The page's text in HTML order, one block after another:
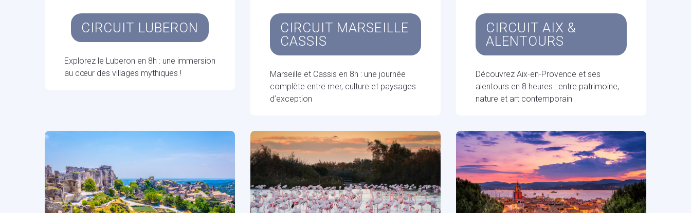
CIRCUIT LUBERON
Explorez le Luberon en 8h : une immersion
au cœur des villages mythiques !
CIRCUIT MARSEILLE
CASSIS
Marseille et Cassis en 8h : une journée
complète entre mer, culture et paysages
d’exception
CIRCUIT AIX &
ALENTOURS
Découvrez Aix-en-Provence et ses
alentours en 8 heures : entre patrimoine,
nature et art contemporain